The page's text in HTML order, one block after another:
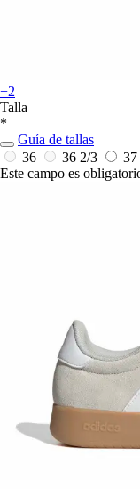
+2
Talla
*
Guía de tallas
36
36 2/3 37
Este campo es